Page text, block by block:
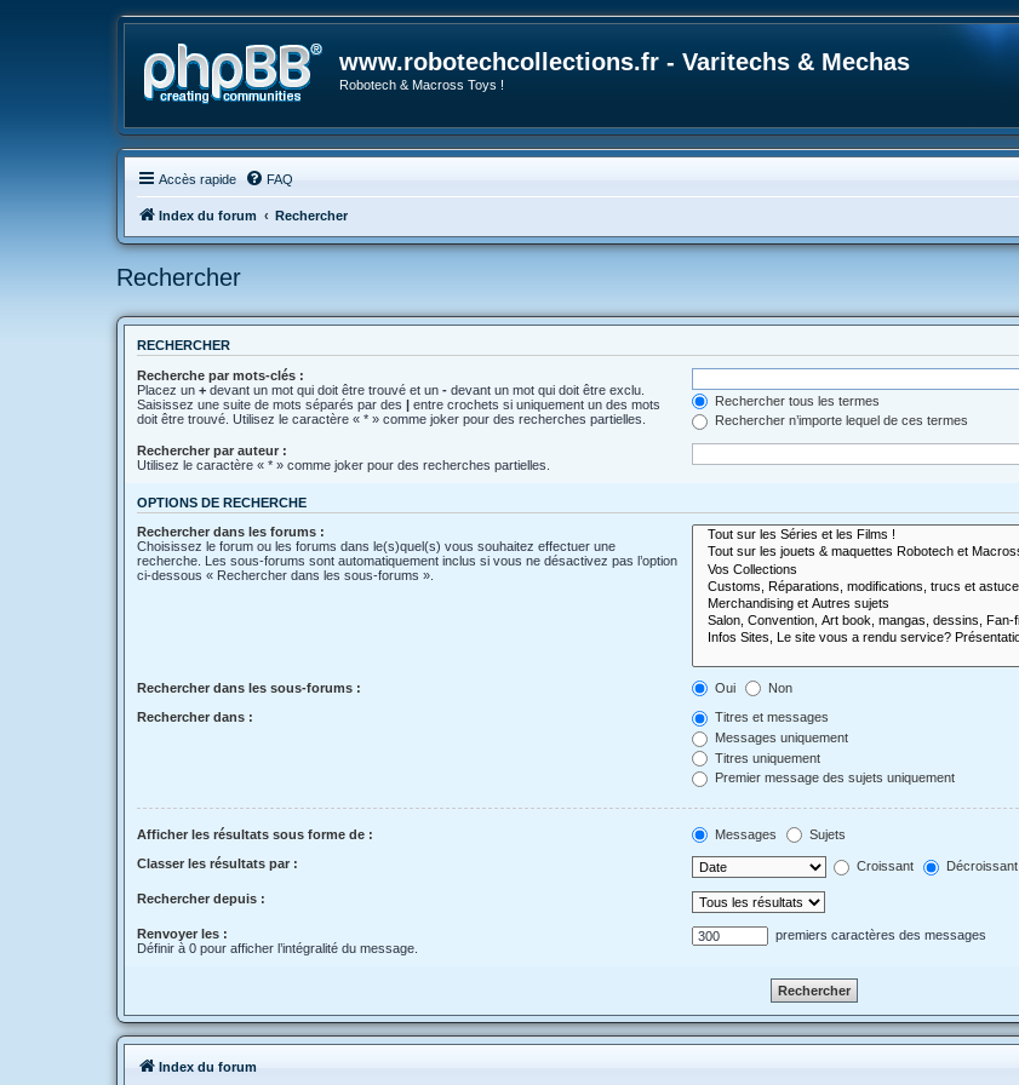
www.robotechcollections.fr - Varitechs & Mechas
Robotech & Macross Toys !
Accès rapide FAQ
Index du forum Rechercher
Rechercher
RECHERCHER
Recherche par mots-clés :
Placez un + devant un mot qui doit être trouvé et un - devant un mot qui doit être exclu.
Saisissez une suite de mots séparés par des | entre crochets si uniquement un des mots
doit être trouvé. Utilisez le caractère « * » comme joker pour des recherches partielles.
Rechercher tous les termes
Rechercher n’importe lequel de ces termes
Rechercher par auteur :
Utilisez le caractère « * » comme joker pour des recherches partielles.
OPTIONS DE RECHERCHE
Rechercher dans les forums :
Choisissez le forum ou les forums dans le(s)quel(s) vous souhaitez effectuer une
recherche. Les sous-forums sont automatiquement inclus si vous ne désactivez pas l’option
ci-dessous « Rechercher dans les sous-forums ».
Rechercher dans les sous-forums : Oui Non
Rechercher dans :
Titres et messages
Messages uniquement
Titres uniquement
Premier message des sujets uniquement
Afficher les résultats sous forme de : Messages Sujets
Classer les résultats par : Croissant Décroissant
Rechercher depuis :
Renvoyer les :
Définir à 0 pour afficher l’intégralité du message.
premiers caractères des messages
Index du forum